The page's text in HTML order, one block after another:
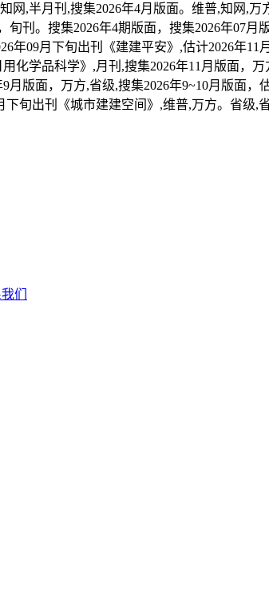
网,半月刊,搜集2026年4月版面。维普,知网,
刊。搜集2026年4期版面，搜集2026年07
年09月下旬出刊《建建平安》,估计2026年
化学品科学》,月刊,搜集2026年11月版面，
月版面，万方,省级,搜集2026年9~10月版面
下旬出刊《城市建建空间》,维普,万方。省级,
们